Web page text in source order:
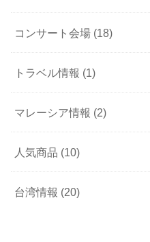
コンサート会場 (18)
トラベル情報 (1)
マレーシア情報 (2)
人気商品 (10)
台湾情報 (20)